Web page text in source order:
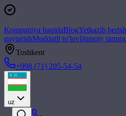
Kompaniya haqidaBlogYetkazib
qaytarishMuddatli to'lovIjtimoiy
Toshkent
+998 (71) 205-54-54
uz